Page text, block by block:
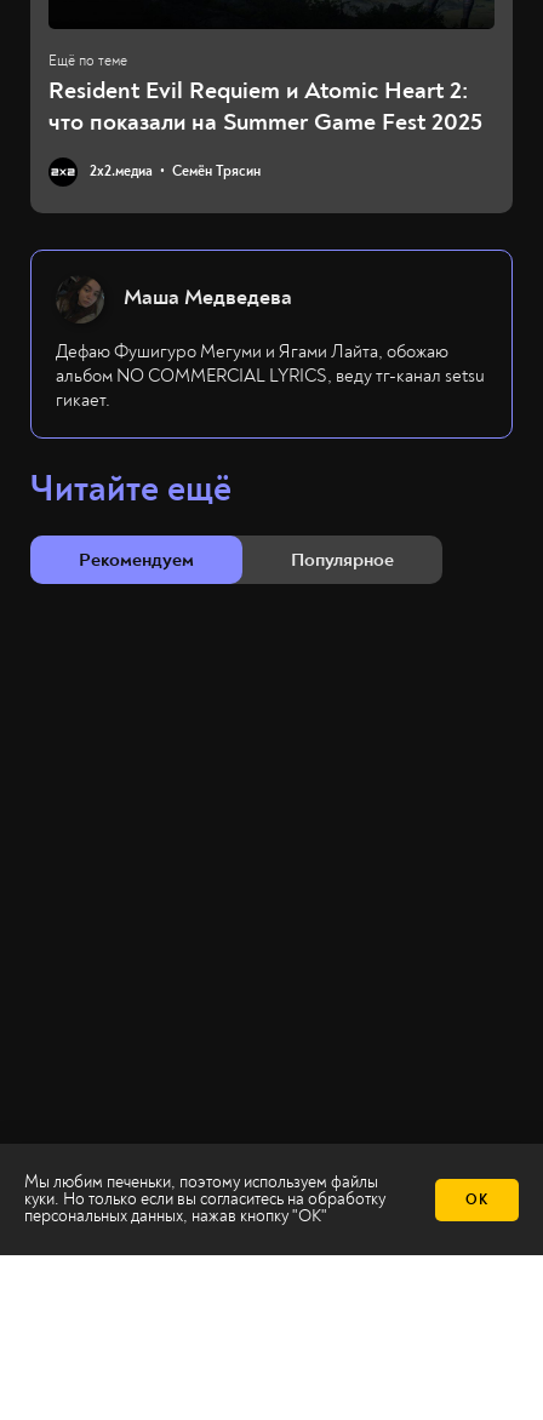
Resident Evil Requiem и Atomic Heart 2:
что показали на Summer Game Fest 2025
2х2.медиа Семён Трясин
Маша Медведева
Дефаю Фушигуро Мегуми и Ягами Лайта, обожаю
альбом NO COMMERCIAL LYRICS, веду тг-канал setsu
гикает.
Читайте ещё
Рекомендуем Популярное
Мы любим печеньки, поэтому используем файлы
куки. Но только если вы согласитесь на обработку
персональных данных, нажав кнопку "ОК"
ОК